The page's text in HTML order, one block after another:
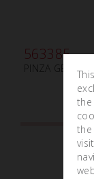
563385
PINZA
the
the